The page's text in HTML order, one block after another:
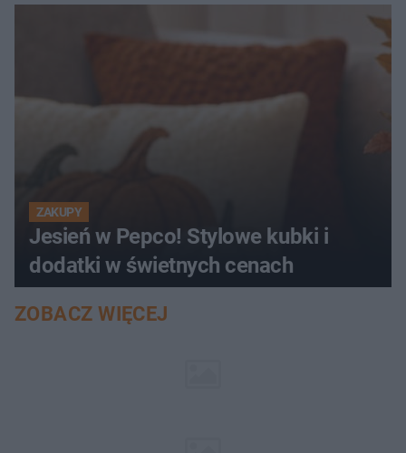
ZAKUPY
Jesień w Pepco! Stylowe kubki i
dodatki w świetnych cenach
ZOBACZ WIĘCEJ